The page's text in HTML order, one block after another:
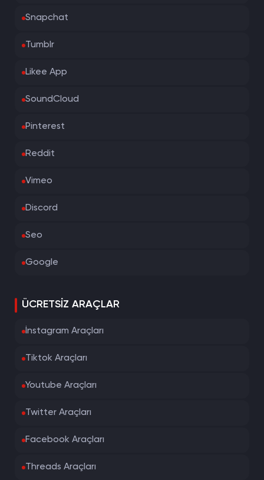
Snapchat
Tumblr
Likee App
SoundCloud
Pinterest
Reddit
Vimeo
Discord
Seo
Google
ÜCRETSIZ ARAÇLAR
İnstagram Araçları
Tiktok Araçları
Youtube Araçları
Twitter Araçları
Facebook Araçları
Threads Araçları